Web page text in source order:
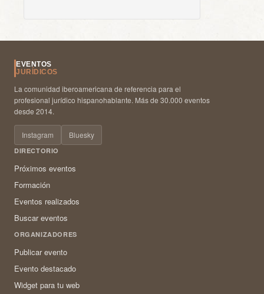
EVENTOS
JURÍDICOS
La comunidad iberoamericana de referencia para el
profesional jurídico hispanohablante. Más de 30.000 eventos
desde 2014.
Instagram Bluesky
DIRECTORIO
Próximos eventos
Formación
Eventos realizados
Buscar eventos
ORGANIZADORES
Publicar evento
Evento destacado
Widget para tu web